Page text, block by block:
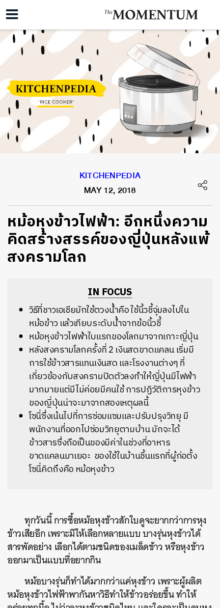
KITCHENPEDIA
MAY 12, 2018
หม้อหุงข้าวไฟฟ้า: อีกหนึ่งความ
คิดสร้างสรรค์ของญี่ปุ่นหลังแพ้
สงครามโลก
IN FOCUS
วิธีที่ชาวเอเชียมักใช้ตวงน้ำคือ ใช้นิ้วชี้จุ่มลงไปใน
หม้อข้าว แล้วเทียบระดับน้ำจากข้อนิ้วชี้
หม้อหุงข้าวไฟฟ้าใบแรกของโลกมาจากเกาะญี่ปุ่น
หลังสงครามโลกครั้งที่ 2 เงินสดขาดแคลน เริ่มมี
การใช้ข้าวสารแทนเงินสด และโรงงานต่างๆ ที่
เกี่ยวข้องกับสงครามปิดตัวลงทำให้ญี่ปุ่นมีไฟฟ้า
มากมายแต่มีไม่ค่อยมีคนใช้ การปฏิวัติการหุงข้าว
ของญี่ปุ่นน่าจะมาจากสองเหตุผลนี้
โซนี่ซึ่งเน้นไปที่การซ่อมแซมและปรับปรุงวิทยุ มี
พนักงานที่ออกไปซ่อมวิทยุตามบ้าน มักจะได้
ข้าวสารซึ่งถือเป็นของมีค่าในช่วงที่อาหาร
ขาดแคลนมาเยอะ ของใช้ในบ้านชิ้นแรกที่ผู้ก่อตั้ง
โซนี่คิดถึงคือ หม้อหุงข้าว
ทุกวันนี้ การซื้อหม้อหุงข้าวสักใบดูจะยากกว่าการหุง
ข้าวเสียอีก เพราะมีให้เลือกหลายแบบ บางรุ่นหุงข้าวได้
สารพัดอย่าง เลือกได้ตามชนิดของเมล็ดข้าว หรือหุงข้าว
ออกมาเป็นแบบที่อยากกิน
หม้อบางรุ่นก็ทำได้มากกว่าแค่หุงข้าว เพราะผู้ผลิต
หม้อหุงข้าวไฟฟ้าพากันหาวิธีทำให้ข้าวอร่อยขึ้น ทำให้